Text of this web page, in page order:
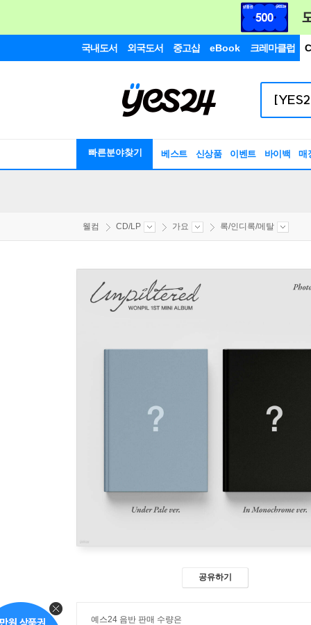
국내도서 외국도서 중고샵 eBook 크레마클럽
빠른분야찾기 베스트 신상품 이벤트 바이백 매
웰컴 CD/LP 가요 록/인디록/메탈
공유하기
예스24 음반 판매 수량은